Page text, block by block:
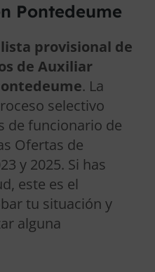
Pontedeume
lista provisional de
de Auxiliar
. La
selectivo
de funcionario de
Ofertas de
y 2025. Si has
este es el
tu situación y
alguna